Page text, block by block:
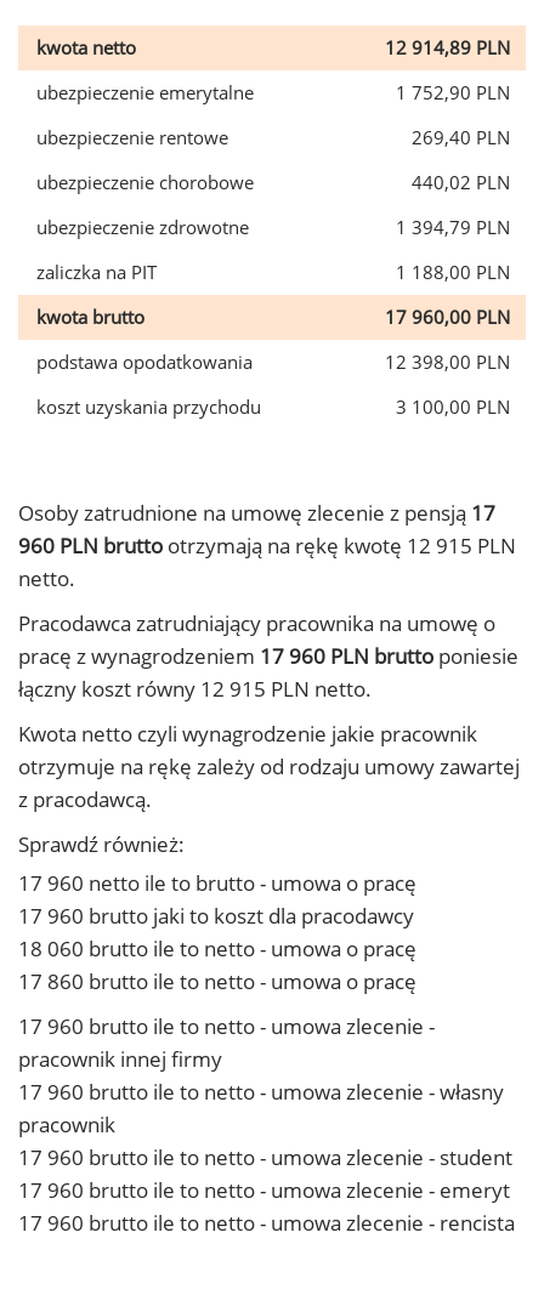
kwota netto
12 914,89 PLN
ubezpieczenie emerytalne
1 752,90 PLN
ubezpieczenie rentowe
269,40 PLN
ubezpieczenie chorobowe
440,02 PLN
ubezpieczenie zdrowotne
1 394,79 PLN
zaliczka na PIT
1 188,00 PLN
kwota brutto
17 960,00 PLN
podstawa opodatkowania
12 398,00 PLN
koszt uzyskania przychodu
3 100,00 PLN
Osoby zatrudnione na umowę zlecenie z pensją 17
960 PLN brutto otrzymają na rękę kwotę 12 915 PLN
netto.
Pracodawca zatrudniający pracownika na umowę o
pracę z wynagrodzeniem 17 960 PLN brutto poniesie
łączny koszt równy 12 915 PLN netto.
Kwota netto czyli wynagrodzenie jakie pracownik
otrzymuje na rękę zależy od rodzaju umowy zawartej
z pracodawcą.
Sprawdź również:
17 960 netto ile to brutto - umowa o pracę
17 960 brutto jaki to koszt dla pracodawcy
18 060 brutto ile to netto - umowa o pracę
17 860 brutto ile to netto - umowa o pracę
17 960 brutto ile to netto - umowa zlecenie -
pracownik innej firmy
17 960 brutto ile to netto - umowa zlecenie - własny
pracownik
17 960 brutto ile to netto - umowa zlecenie - student
17 960 brutto ile to netto - umowa zlecenie - emeryt
17 960 brutto ile to netto - umowa zlecenie - rencista